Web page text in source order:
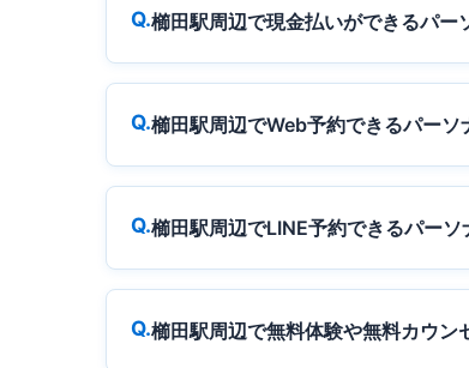
櫛田駅周辺で現金払いができるパー
櫛田駅周辺でWeb予約できるパーソ
櫛田駅周辺でLINE予約できるパーソ
櫛田駅周辺で無料体験や無料カウン